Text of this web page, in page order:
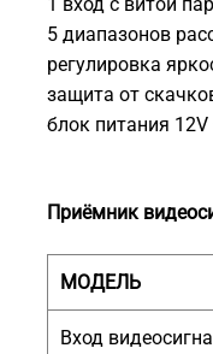
5 диапазонов
регулировка
защита от
блок питания 12V
Приёмник
МОДЕЛЬ
Вход